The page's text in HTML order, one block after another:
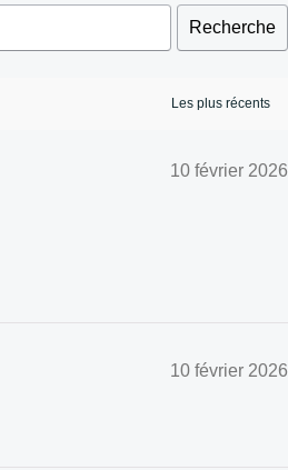
Recherche
10 février 2026
10 février 2026